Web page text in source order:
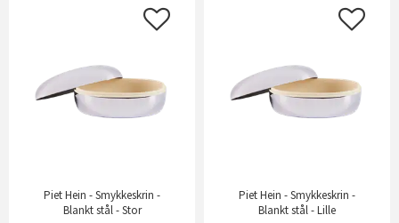
Piet Hein - Smykkeskrin -
Blankt stål - Stor
Piet Hein - Smykkeskrin -
Blankt stål - Lille